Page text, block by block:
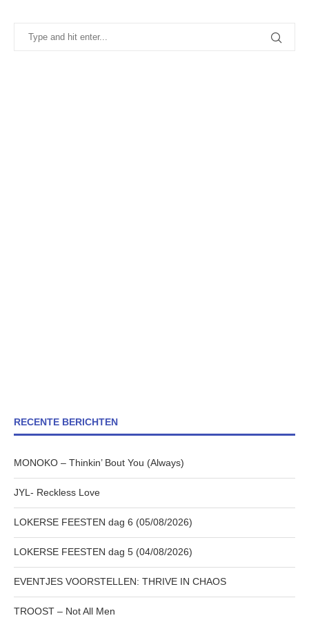
RECENTE BERICHTEN
MONOKO – Thinkin’ Bout You (Always)
JYL- Reckless Love
LOKERSE FEESTEN dag 6 (05/08/2026)
LOKERSE FEESTEN dag 5 (04/08/2026)
EVENTJES VOORSTELLEN: THRIVE IN CHAOS
TROOST – Not All Men